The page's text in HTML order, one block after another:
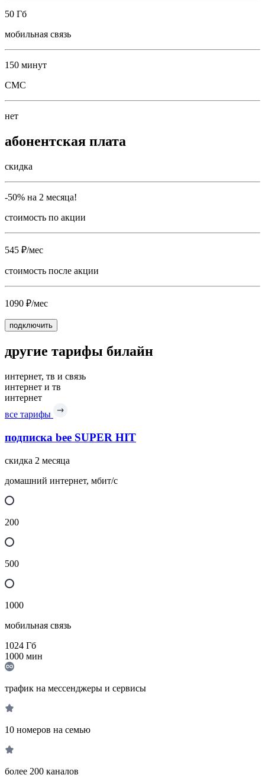
50 Гб
мобильная связь
150 минут
СМС
нет
абонентская плата
скидка
-50% на 2 месяца!
стоимость по акции
545 ₽/мес
стоимость после акции
1090 ₽/мес
подключить
другие тарифы билайн
интернет, тв и связь
интернет и тв
интернет
все тарифы
подписка bee SUPER HIT
скидка 2 месяца
домашний интернет, мбит/с
200
500
1000
мобильная связь
1024 Гб
1000 мин
трафик на мессенджеры и сервисы
10 номеров на семью
более 200 каналов